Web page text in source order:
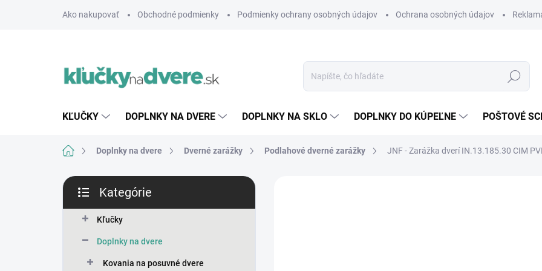
Ako nakupovať Obchodné podmienky Podmienky ochrany osobných údajov Ochrana osobných údajov
Hľadať
KĽUČKY DOPLNKY NA DVERE DOPLNKY NA SKLO DOPLNKY DO KÚPEĽNE POŠTOVÉ
DomovDoplnky na dvere Dverné zarážky Podlahové dverné zarážky JNF - Zarážka dverí IN.13.185.30 CIM
B
č
kategórie
Kategórie
Kľučky
Doplnky na dvere
Kovania na posuvné dvere